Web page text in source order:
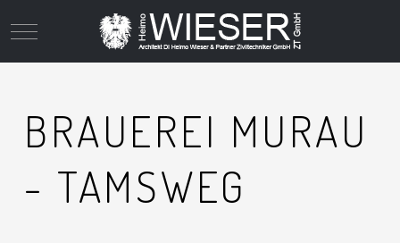
Mobile Menu Toggle
BRAUEREI MURAU
- TAMSWEG